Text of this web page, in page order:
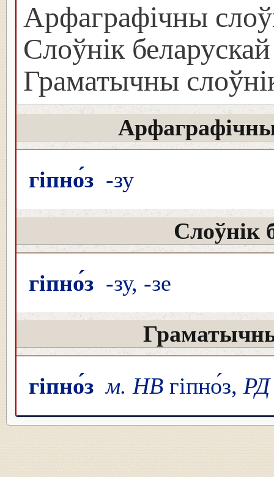
Арфаграфічны
Слоўнік
Граматычны
гіпно́з -зу
Слоўнік
гіпно́з -зу, -зе
гіпно́з м. НВ гіпно́з, РД